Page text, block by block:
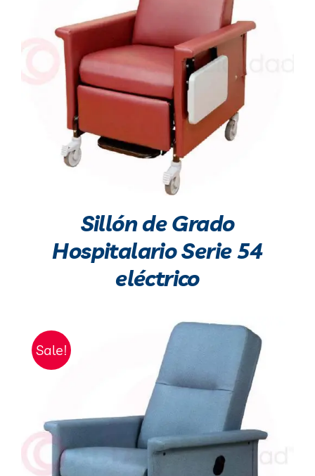
Sillón de Grado
Hospitalario Serie 54
eléctrico
Sale!